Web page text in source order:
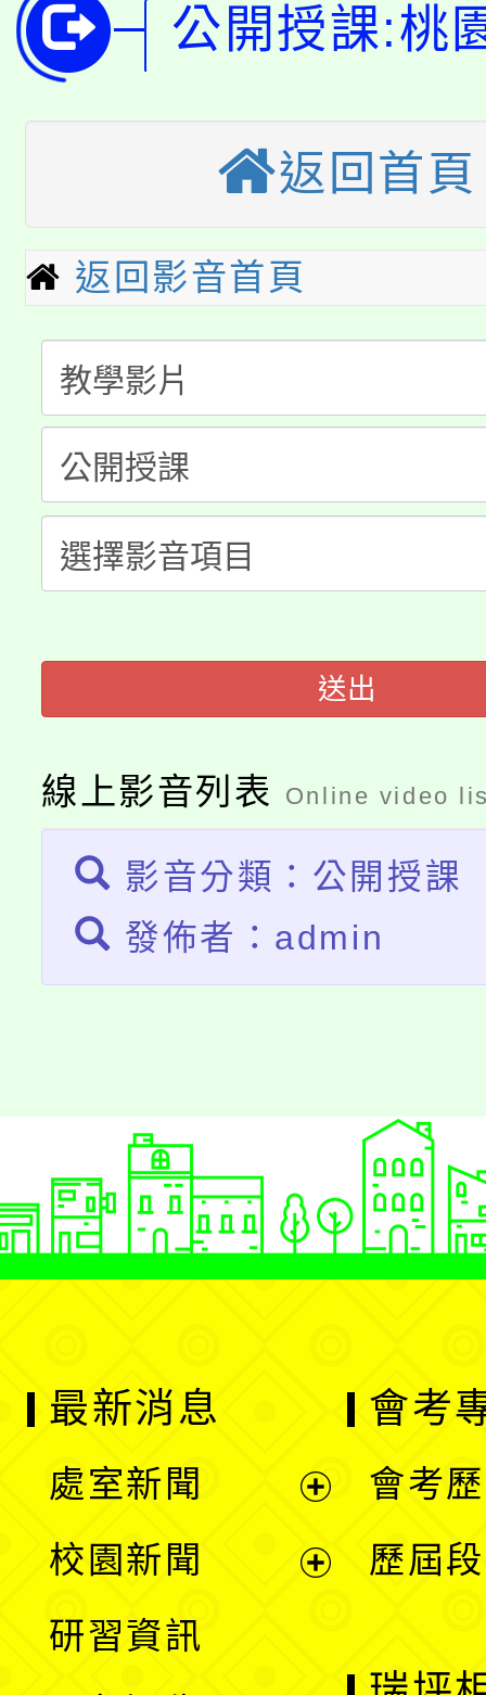
開!
115年桃園市運動會8/
桃園市低收入戶享有免
視費優惠，中低收入戶
半價優惠，詳情可洽有
者。
大園自造教育及科技中
份教師增能研習
大溪自造教育及科技
份教師研習
淨零綠生活教案入校路
會
115年食農教育專業人
程
「本色祭」8/29、30在
場熱烈登場!
8/21下午1時於龍潭區
徵才活動。
YOUNG桃局內行報名
局官網。
8月14至27日，桃園電
開!
115年桃園市運動會8/
視費優惠，中低收入戶
者。
大園自造教育及科技
大溪自造教育及科技中
份教師研習
淨零綠生活教案入校路
會
115年食農教育專業人
程
公開授課:桃
返回首頁
返回影音首頁
送出
線上影音列表 Online video
影音分類：公開授課
發佈者：admin
最新消息
處室新聞
校園新聞
研習資訊
會考
會考
歷屆